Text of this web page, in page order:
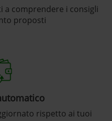
a comprendere i consigli
proposti
rispetto ai tuoi